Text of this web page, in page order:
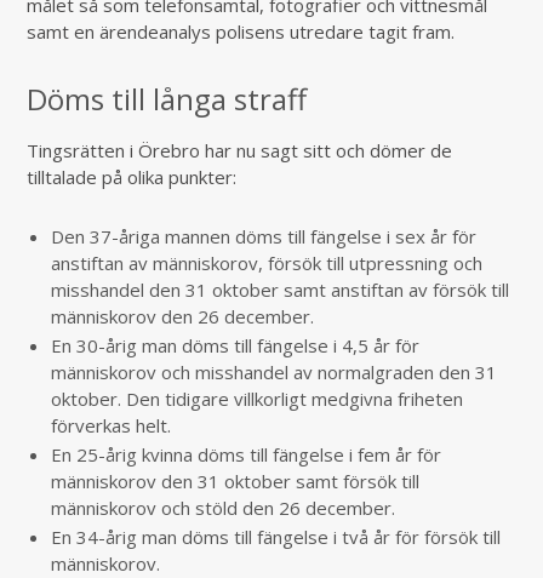
målet så som telefonsamtal, fotografier och vittnesmål
samt en ärendeanalys polisens utredare tagit fram.
Döms till långa straff
Tingsrätten i Örebro har nu sagt sitt och dömer de
tilltalade på olika punkter:
Den 37-åriga mannen döms till fängelse i sex år för
anstiftan av människorov, försök till utpressning och
misshandel den 31 oktober samt anstiftan av försök till
människorov den 26 december.
En 30-årig man döms till fängelse i 4,5 år för
människorov och misshandel av normalgraden den 31
oktober. Den tidigare villkorligt medgivna friheten
förverkas helt.
En 25-årig kvinna döms till fängelse i fem år för
människorov den 31 oktober samt försök till
människorov och stöld den 26 december.
En 34-årig man döms till fängelse i två år för försök till
människorov.